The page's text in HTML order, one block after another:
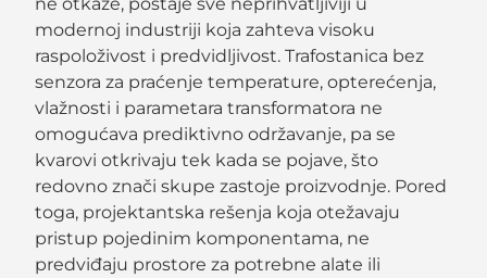
modernoj industriji koja zahteva visoku
raspoloživost i predvidljivost. Trafostanica bez
senzora za praćenje temperature, opterećenja,
vlažnosti i parametara transformatora ne
omogućava prediktivno održavanje, pa se
kvarovi otkrivaju tek kada se pojave, što
redovno znači skupe zastoje proizvodnje. Pored
toga, projektantska rešenja koja otežavaju
pristup pojedinim komponentama, ne
predviđaju prostore za potrebne alate ili